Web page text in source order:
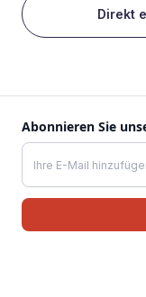
Direkt
Abonnieren Sie